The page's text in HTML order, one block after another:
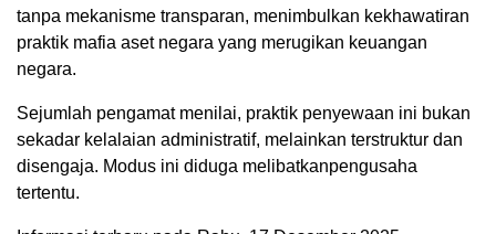
tanpa mekanisme transparan, menimbulkan kekhawatiran
praktik mafia aset negara yang merugikan keuangan
negara.
Sejumlah pengamat menilai, praktik penyewaan ini bukan
sekadar kelalaian administratif, melainkan terstruktur dan
disengaja. Modus ini diduga melibatkanpengusaha
tertentu.